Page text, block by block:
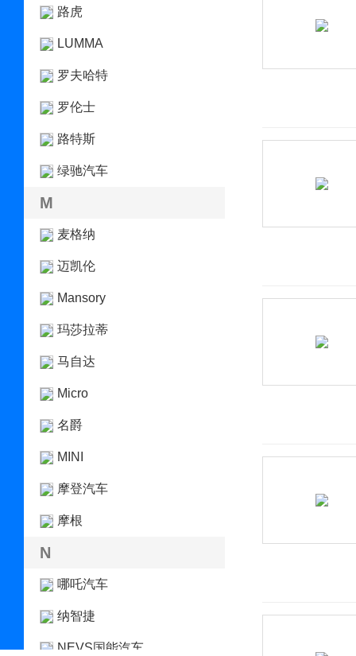
路虎
LUMMA
罗夫哈特
罗伦士
路特斯
绿驰汽车
M
麦格纳
迈凯伦
Mansory
玛莎拉蒂
马自达
Micro
名爵
MINI
摩登汽车
摩根
N
哪吒汽车
纳智捷
NEVS国能汽车